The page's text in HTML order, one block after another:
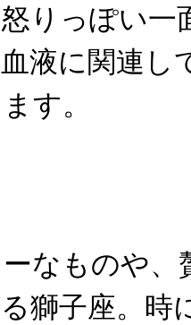
りっぽい一
液に関連し
す。
なものや、
獅子座。時